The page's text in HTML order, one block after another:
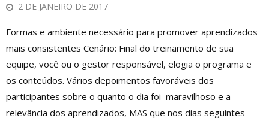
2 DE JANEIRO DE 2017
Formas e ambiente necessário para promover aprendizados
mais consistentes Cenário: Final do treinamento de sua
equipe, você ou o gestor responsável, elogia o programa e
os conteúdos. Vários depoimentos favoráveis dos
participantes sobre o quanto o dia foi maravilhoso e a
relevância dos aprendizados, MAS que nos dias seguintes